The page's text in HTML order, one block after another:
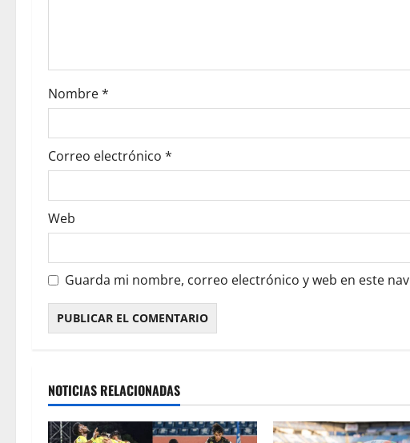
Nombre*
Correo electrónico *
Web
Guarda mi nombre, correo electrónico y web en este
NOTICIAS RELACIONADAS